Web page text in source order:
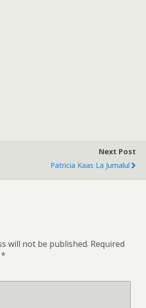
Next Post
Patricia Kaas La Jurnalul
will not be published. Required
*